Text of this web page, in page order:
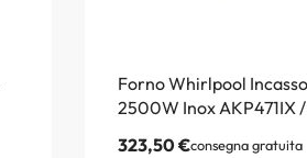
Forno Whirlpool
2500W Inox AKP471IX /
323,50€consegna gratuita